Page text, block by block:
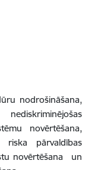
nodrošināšana,
novērtēšana,
riska pārvaldības
novērtēšana un